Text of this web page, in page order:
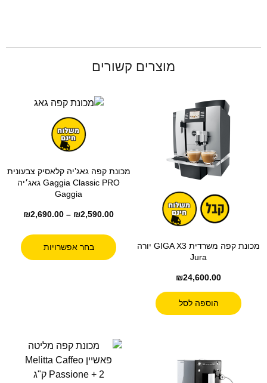
מוצרים קשורים
מכונת קפה משרדית GIGA X3 יורה
Jura
₪24,600.00
הוספה לסל
מכונת קפה גאג’יה קלאסיק צבעונית
Gaggia Classic PRO גאג׳יה
Gaggia
₪2,590.00
–
₪2,690.00
בחר אפשרויות